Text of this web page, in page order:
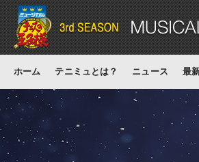
ホーム テニミュとは？ ニュース 最